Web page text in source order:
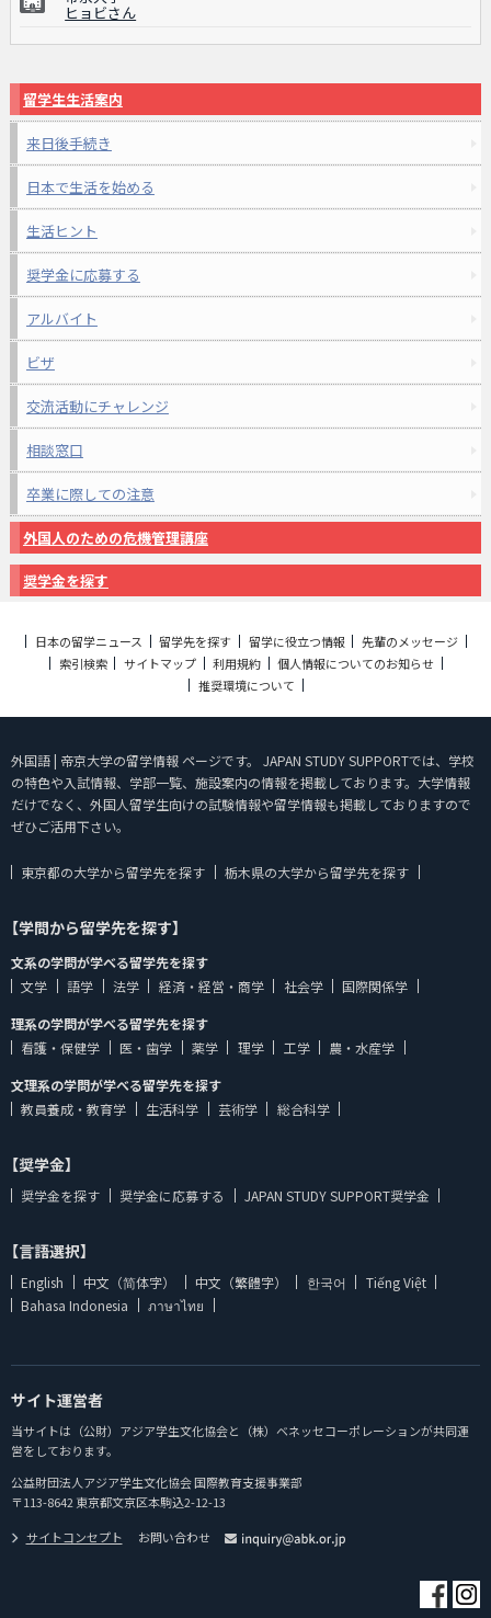
ヒョビさん
留学生生活案内
来日後手続き
日本で生活を始める
生活ヒント
奨学金に応募する
アルバイト
ビザ
交流活動にチャレンジ
相談窓口
卒業に際しての注意
外国人のための危機管理講座
奨学金を探す
日本の留学ニュース 留学先を探す 留学に役立つ情報
先輩のメッセージ
索引検索
サイトマップ 利用規約
個人情報についてのお知らせ
推奨環境について
外国語 | 帝京大学の留学情報 ページです。 JAPAN STUDY SUPPORTでは、学校
の特色や入試情報、学部一覧、施設案内の情報を掲載しております。大学情報
だけでなく、外国人留学生向けの試験情報や留学情報も掲載しておりますので
ぜひご活用下さい。
東京都の大学から留学先を探す 栃木県の大学から留学先を探す
【学問から留学先を探す】
文系の学問が学べる留学先を探す
文学
語学 法学 経済・経営・商学 社会学
国際関係学
理系の学問が学べる留学先を探す
看護・保健学
医・歯学 薬学 理学 工学
農・水産学
文理系の学問が学べる留学先を探す
教員養成・教育学
生活科学 芸術学 総合科学
【奨学金】
奨学金を探す 奨学金に応募する JAPAN STUDY SUPPORT奨学金
【言語選択】
English 中文（简体字） 中文（繁體字） 한국어
Tiếng Việt
Bahasa Indonesia
ภาษาไทย
サイト運営者
当サイトは（公財）アジア学生文化協会と（株）ベネッセコーポレーションが共同運
営をしております。
公益財団法人アジア学生文化協会 国際教育支援事業部
〒113-8642 東京都文京区本駒込2-12-13
サイトコンセプト
お問い合わせ